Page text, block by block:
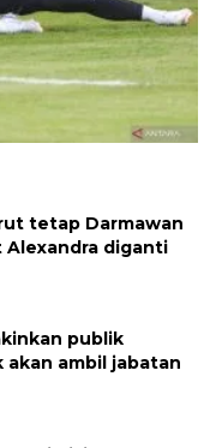
melawan
tetap Darmawan
Alexandra diganti
publik
akan ambil jabatan